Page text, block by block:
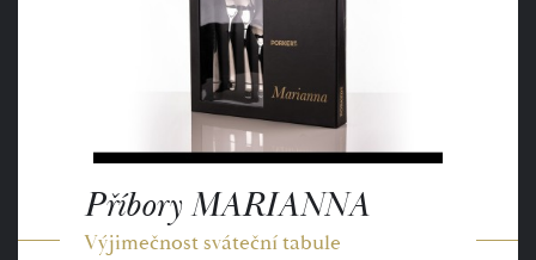
Příbory MARIANNA
Výjimečnost sváteční tabule